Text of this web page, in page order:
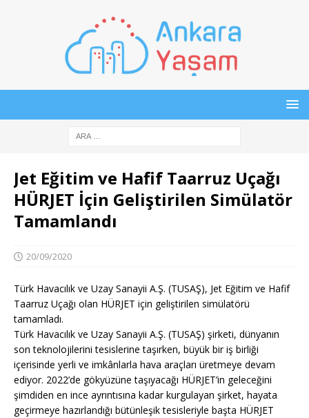
Jet Eğitim ve Hafif Taarruz Uçağı
HÜRJET İçin Geliştirilen Simülatör
Tamamlandı
20/09/2020
Türk Havacılık ve Uzay Sanayii A.Ş. (TUSAŞ), Jet Eğitim ve Hafif
Taarruz Uçağı olan HÜRJET için geliştirilen simülatörü
tamamladı.
Türk Havacılık ve Uzay Sanayii A.Ş. (TUSAŞ) şirketi, dünyanın
son teknolojilerini tesislerine taşırken, büyük bir iş birliği
içerisinde yerli ve imkânlarla hava araçları üretmeye devam
ediyor. 2022’de gökyüzüne taşıyacağı HÜRJET’in geleceğini
şimdiden en ince ayrıntısına kadar kurgulayan şirket, hayata
geçirmeye hazırlandığı bütünleşik tesisleriyle başta HÜRJET